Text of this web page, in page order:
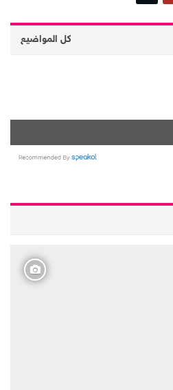
كل المواضيع